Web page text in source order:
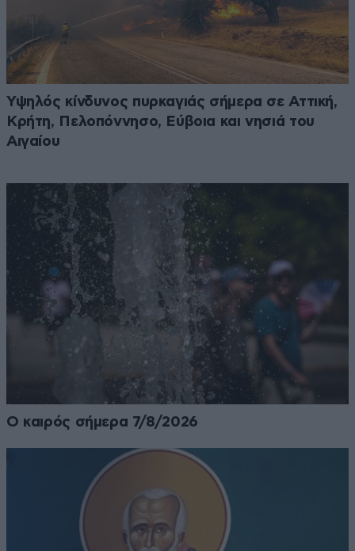
Υψηλός κίνδυνος πυρκαγιάς σήμερα σε Αττική,
Κρήτη, Πελοπόννησο, Εύβοια και νησιά του
Αιγαίου
Ο καιρός σήμερα 7/8/2026